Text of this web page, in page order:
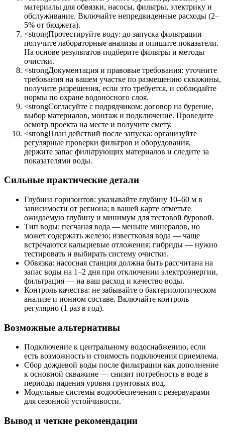
материалы для обвязки, насосы, фильтры, электрику и
обслуживание. Включайте непредвиденные расходы (2–
5% от бюджета).
<strongПротестируйте воду: до запуска фильтрации
получите лабораторные анализы и опишите показатели.
На основе результатов подберите фильтры и методы
очистки.
<strongДокументация и правовые требования: уточните
требования на вашем участке по размещению скважины,
получите разрешения, если это требуется, и соблюдайте
нормы по охране водоносного слоя.
<strongСогласуйте с подрядчиком: договор на бурение,
выбор материалов, монтаж и подключение. Проведите
осмотр проекта на месте и получите смету.
<strongПлан действий после запуска: организуйте
регулярные проверки фильтров и оборудования,
держите запас фильтрующих материалов и следите за
показателями воды.
Сильные практические детали
Глубина горизонтов: указывайте глубину 10–60 м в
зависимости от региона; в вашей карте отметьте
ожидаемую глубину и минимум для тестовой буровой.
Тип воды: песчаная вода — меньше минералов, но
может содержать железо; известковая вода — чаще
встречаются кальциевые отложения; гибриды — нужно
тестировать и выбирать систему очистки.
Обвязка: насосная станция должна быть рассчитана на
запас воды на 1–2 дня при отключении электроэнергии,
фильтрация — на ваш расход и качество воды.
Контроль качества: не забывайте о бактериологическом
анализе и ионном составе. Включайте контроль
регулярно (1 раз в год).
Возможные альтернативы
Подключение к центральному водоснабжению, если
есть возможность и стоимость подключения приемлема.
Сбор дождевой воды после фильтрации как дополнение
к основной скважине — снизит потребность в воде в
периоды падения уровня грунтовых вод.
Модульные системы водообеспечения с резервуарами —
для сезонной устойчивости.
Вывод и четкие рекомендации